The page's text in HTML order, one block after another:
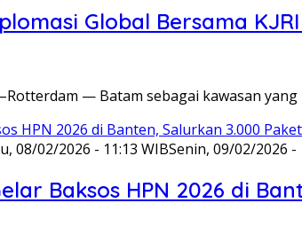
Global Bersama
— Batam sebagai kawasan
08/02/2026 - 11:13 WIBSenin, 09/02/2026 -
Baksos HPN 2026 di